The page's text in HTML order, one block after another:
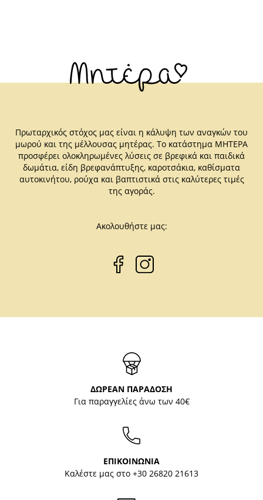
Πρωταρχικός στόχος μας είναι η κάλυψη των αναγκών του
μωρού και της μέλλουσας μητέρας. Το κατάστημα ΜΗΤΕΡΑ
προσφέρει ολοκληρωμένες λύσεις σε βρεφικά και παιδικά
δωμάτια, είδη βρεφανάπτυξης, καροτσάκια, καθίσματα
αυτοκινήτου, ρούχα και βαπτιστικά στις καλύτερες τιμές
της αγοράς.
Ακολουθήστε μας:
ΔΩΡΕΑΝ ΠΑΡΑΔΟΣΗ
Για παραγγελίες άνω των 40€
ΕΠΙΚΟΙΝΩΝΙΑ
Καλέστε μας στο +30 26820 21613